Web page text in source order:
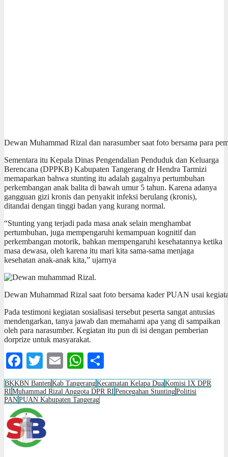
Dewan Muhammad Rizal dan narasumber saat foto bersama para
Sementara itu Kepala Dinas Pengendalian Penduduk dan Keluarga
Berencana (DPPKB) Kabupaten Tangerang dr Hendra Tarmizi
memaparkan bahwa stunting itu adalah gagalnya pertumbuhan
perkembangan anak balita di bawah umur 5 tahun. Karena adanya
gangguan gizi kronis dan penyakit infeksi berulang (kronis),
ditandai dengan tinggi badan yang kurang normal.
“Stunting yang terjadi pada masa anak selain menghambat
pertumbuhan, juga mempengaruhi kemampuan kognitif dan
perkembangan motorik, bahkan mempengaruhi kesehatannya ketika
masa dewasa, oleh karena itu mari kita sama-sama menjaga
kesehatan anak-anak kita,” ujarnya
Dewan Muhammad Rizal saat foto bersama kader PUAN usai
Pada testimoni kegiatan sosialisasi tersebut peserta sangat antusias
mendengarkan, tanya jawab dan memahami apa yang di sampaikan
oleh para narasumber. Kegiatan itu pun di isi dengan pemberian
dorprize untuk masyarakat.
Facebook
Twitter
EmailWhatsApp
BKKBN Banten Kab TangerangKecamatan Kelapa DuaKomisi IX DPR
RI Muhammad Rizal Anggota DPR RI Pencegahan StuntingPolitisi
PANPUAN Kabupaten Tangerag